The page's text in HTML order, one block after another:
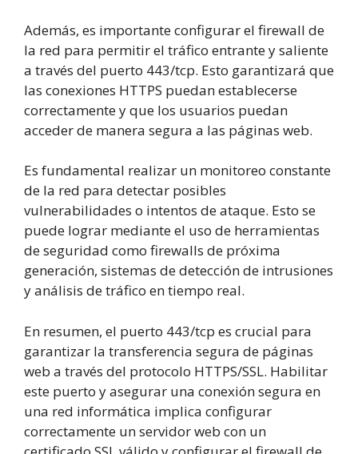
Además, es importante configurar el firewall de
la red para permitir el tráfico entrante y saliente
a través del puerto 443/tcp. Esto garantizará que
las conexiones HTTPS puedan establecerse
correctamente y que los usuarios puedan
acceder de manera segura a las páginas web.
Es fundamental realizar un monitoreo constante
de la red para detectar posibles
vulnerabilidades o intentos de ataque. Esto se
puede lograr mediante el uso de herramientas
de seguridad como firewalls de próxima
generación, sistemas de detección de intrusiones
y análisis de tráfico en tiempo real.
En resumen, el puerto 443/tcp es crucial para
garantizar la transferencia segura de páginas
web a través del protocolo HTTPS/SSL. Habilitar
este puerto y asegurar una conexión segura en
una red informática implica configurar
correctamente un servidor web con un